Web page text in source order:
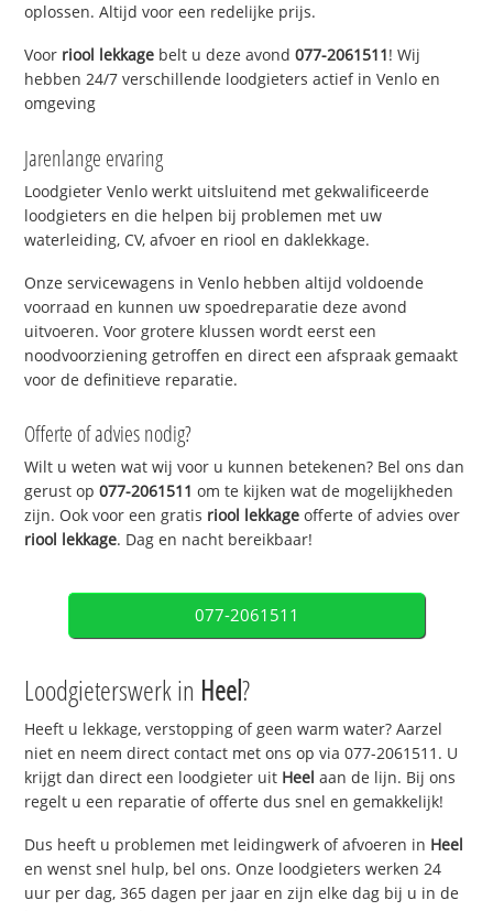
oplossen. Altijd voor een redelijke prijs.
Voor riool lekkage belt u deze avond077-2061511! Wij
hebben 24/7 verschillende loodgieters actief in Venlo en
omgeving
Jarenlange ervaring
Loodgieter Venlo werkt uitsluitend met gekwalificeerde
loodgieters en die helpen bij problemen met uw
waterleiding, CV, afvoer en riool en daklekkage.
Onze servicewagens in Venlo hebben altijd voldoende
voorraad en kunnen uw spoedreparatie deze avond
uitvoeren. Voor grotere klussen wordt eerst een
noodvoorziening getroffen en direct een afspraak gemaakt
voor de definitieve reparatie.
Offerte of advies nodig?
Wilt u weten wat wij voor u kunnen betekenen? Bel ons dan
gerust op077-2061511 om te kijken wat de mogelijkheden
zijn. Ook voor een gratis riool lekkage offerte of advies over
riool lekkage. Dag en nacht bereikbaar!
077-2061511
Loodgieterswerk in Heel?
Heeft u lekkage, verstopping of geen warm water? Aarzel
niet en neem direct contact met ons op via 077-2061511. U
krijgt dan direct een loodgieter uit Heel aan de lijn. Bij ons
regelt u een reparatie of offerte dus snel en gemakkelijk!
Dus heeft u problemen met leidingwerk of afvoeren in Heel
en wenst snel hulp, bel ons. Onze loodgieters werken 24
uur per dag, 365 dagen per jaar en zijn elke dag bij u in de